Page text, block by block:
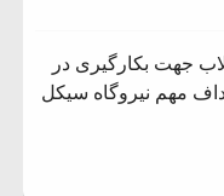
جهت بکارگیری در
مهم نیروگاه سیکل